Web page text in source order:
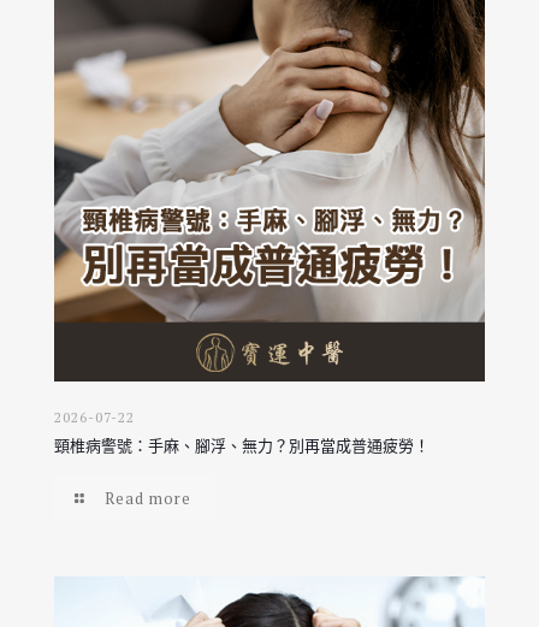
2026-07-22
頸椎病警號：手麻、腳浮、無力？別再當成普通疲勞！
Read more